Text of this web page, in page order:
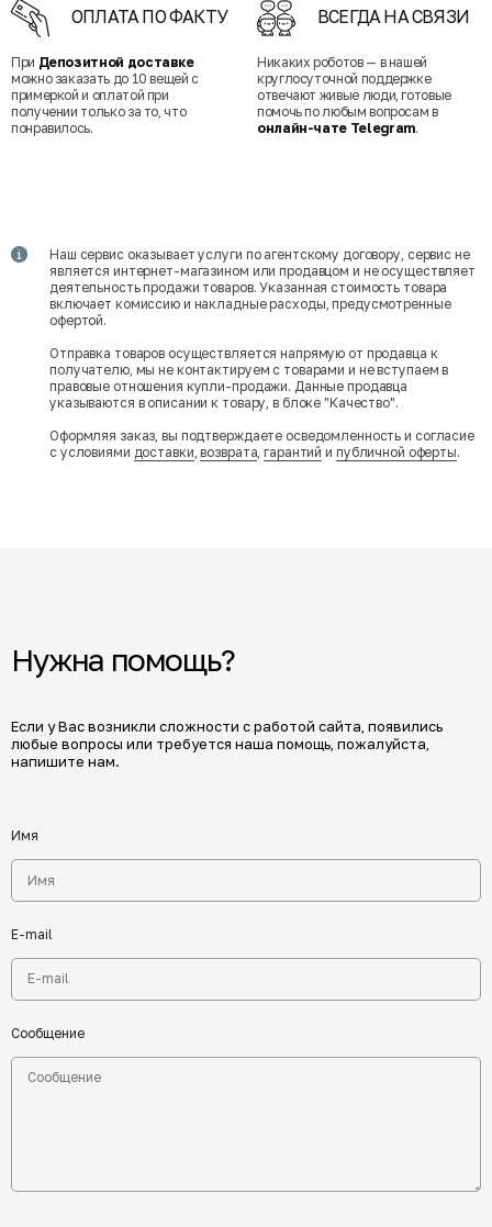
ОПЛАТА ПО ФАКТУ
При Депозитной доставке
можно заказать до 10 вещей с
примеркой и оплатой при
получении только за то, что
понравилось.
ВСЕГДА НА СВЯЗИ
Никаких роботов — в нашей
круглосуточной поддержке
отвечают живые люди, готовые
помочь по любым вопросам в
онлайн-чате Telegram.
Наш сервис оказывает услуги по агентскому договору, сервис не
является интернет-магазином или продавцом и не осуществляет
деятельность продажи товаров. Указанная стоимость товара
включает комиссию и накладные расходы, предусмотренные
офертой.
Отправка товаров осуществляется напрямую от продавца к
получателю, мы не контактируем с товарами и не вступаем в
правовые отношения купли-продажи. Данные продавца
указываются в описании к товару, в блоке "Качество".
Оформляя заказ, вы подтверждаете осведомленность и согласие
с условиями доставки,возврата,гарантий и публичной оферты.
Нужна помощь?
Если у Вас возникли сложности с работой сайта, появились
любые вопросы или требуется наша помощь, пожалуйста,
напишите нам.
Имя
E-mail
Сообщение